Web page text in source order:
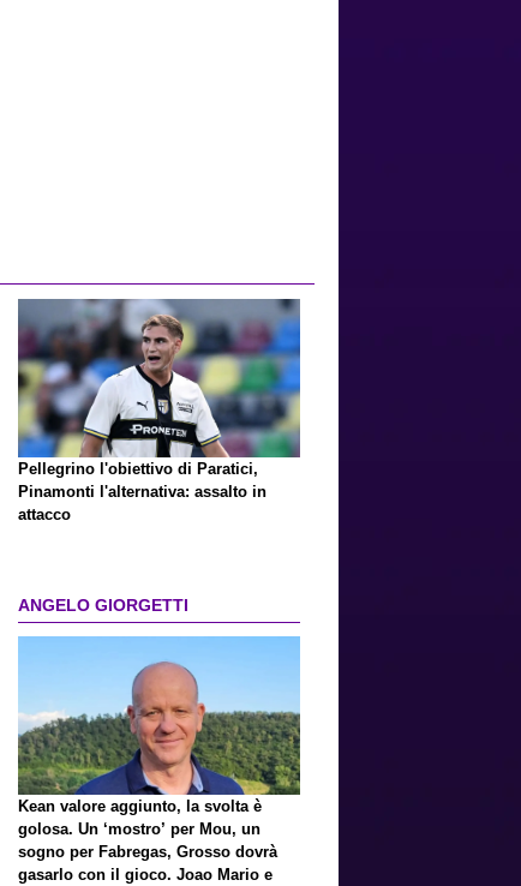
Pellegrino l'obiettivo di Paratici,
Pinamonti l'alternativa: assalto in
attacco
ANGELO GIORGETTI
Kean valore aggiunto, la svolta è
golosa. Un ‘mostro’ per Mou, un
sogno per Fabregas, Grosso dovrà
gasarlo con il gioco. Joao Mario e